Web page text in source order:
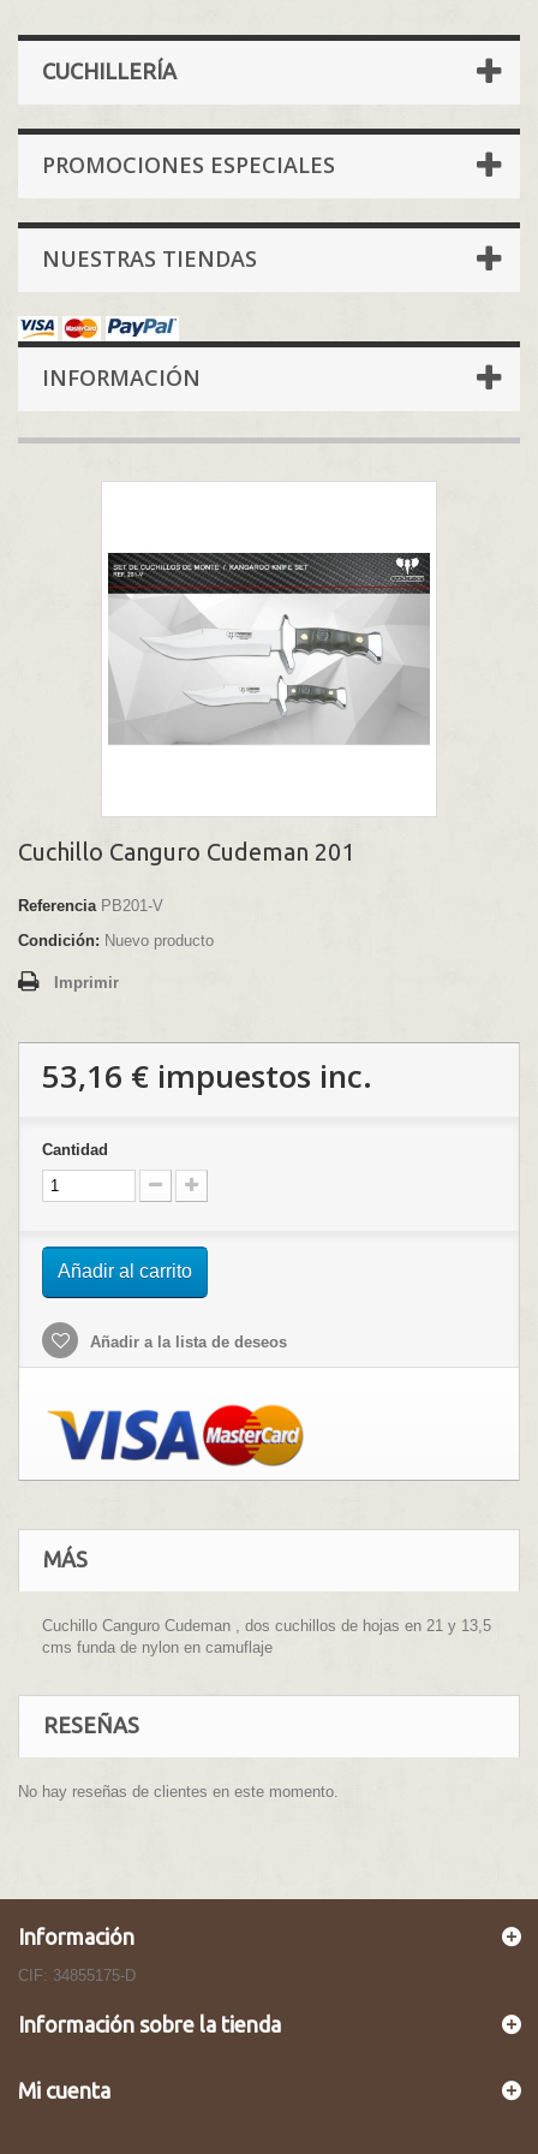
CUCHILLERÍA
PROMOCIONES ESPECIALES
NUESTRAS TIENDAS
INFORMACIÓN
Cuchillo Canguro Cudeman 201
Referencia PB201-V
Condición: Nuevo producto
Imprimir
53,16 € impuestos inc.
Cantidad
Añadir al carrito
Añadir a la lista de deseos
MÁS
Cuchillo Canguro Cudeman , dos cuchillos de hojas en 21 y 13,5
cms funda de nylon en camuflaje
RESEÑAS
No hay reseñas de clientes en este momento.
Información
CIF: 34855175-D
Información sobre la tienda
Mi cuenta